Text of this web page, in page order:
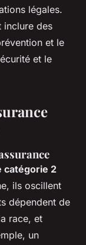
légales.
inclure des
et le
et le
catégorie 2
ils oscillent
dépendent de
race, et
un